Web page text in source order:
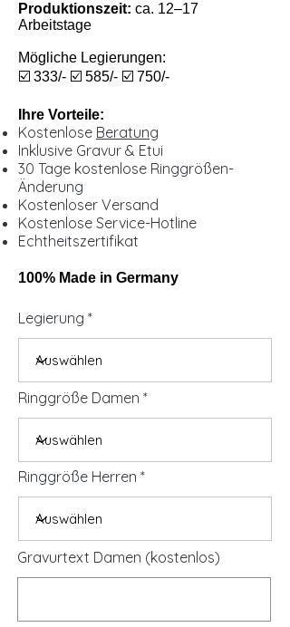
Produktionszeit: ca. 12–17
Arbeitstage
Mögliche Legierungen:
☑️ 333/- ☑️ 585/- ☑️ 750/-
Ihre Vorteile:
Kostenlose Beratung
Inklusive Gravur & Etui
30 Tage kostenlose Ringgrößen-
Änderung
Kostenloser Versand
Kostenlose Service-Hotline
Echtheitszertifikat
100% Made in Germany
Legierung
Ringgröße Damen
Ringgröße Herren
Gravurtext Damen (kostenlos)